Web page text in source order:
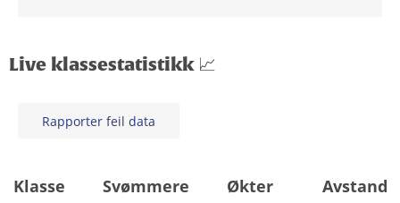
Live klassestatistikk 📈
Rapporter feil data
Klasse Svømmere Økter
Avstand